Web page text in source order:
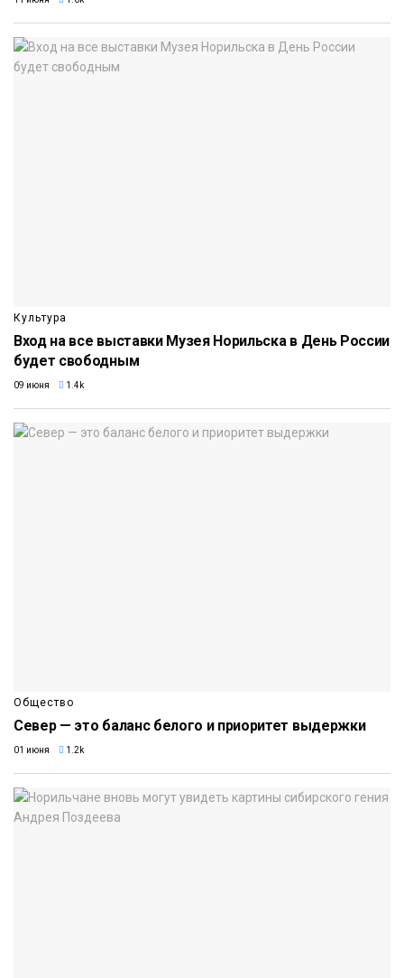
Культура
Вход на все выставки Музея Норильска в День России
будет свободным
09 июня 1.4k
Общество
Север — это баланс белого и приоритет выдержки
01 июня 1.2k